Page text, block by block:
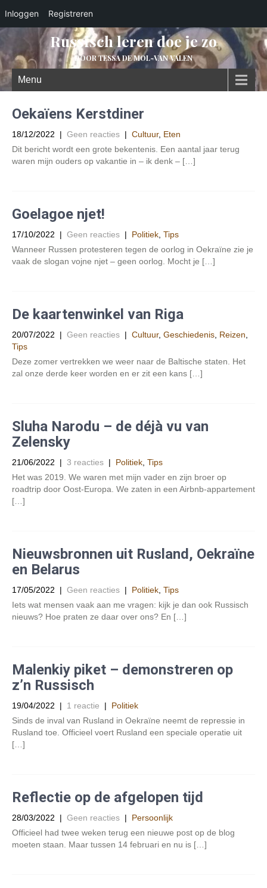
Inloggen Registreren
Russisch leren doe je zo
DOOR TESSA DE MOL-VAN VALEN
Menu
Oekaïens Kerstdiner
18/12/2022 | Geen reacties | Cultuur, Eten
Dit bericht wordt een grote bekentenis. Een aantal jaar terug
waren mijn ouders op vakantie in – ik denk – […]
Goelagoe njet!
17/10/2022 | Geen reacties | Politiek Tips
Wanneer Russen protesteren tegen de oorlog in Oekraïne zie je
vaak de slogan vojne njet – geen oorlog. Mocht je […]
De kaartenwinkel van Riga
20/07/2022 | Geen reacties | Cultuur, Geschiedenis Reizen
Tips
Deze zomer vertrekken we weer naar de Baltische staten. Het
zal onze derde keer worden en er zit een kans […]
Sluha Narodu – de déjà vu van
Zelensky
21/06/2022 | 3 reacties | Politiek Tips
Het was 2019. We waren met mijn vader en zijn broer op
roadtrip door Oost-Europa. We zaten in een Airbnb-appartement
[…]
Nieuwsbronnen uit Rusland, Oekraïne
en Belarus
17/05/2022 | Geen reacties | Politiek Tips
Iets wat mensen vaak aan me vragen: kijk je dan ook Russisch
nieuws? Hoe praten ze daar over ons? En […]
Malenkiy piket – demonstreren op
z’n Russisch
19/04/2022 | 1 reactie | Politiek
Sinds de inval van Rusland in Oekraïne neemt de repressie in
Rusland toe. Officieel voert Rusland een speciale operatie uit
[…]
Reflectie op de afgelopen tijd
28/03/2022 | Geen reacties | Persoonlijk
Officieel had twee weken terug een nieuwe post op de blog
moeten staan. Maar tussen 14 februari en nu is […]